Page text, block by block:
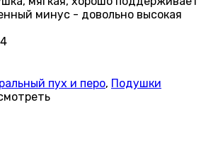
минус - довольно высокая
пух и перо, Подушки